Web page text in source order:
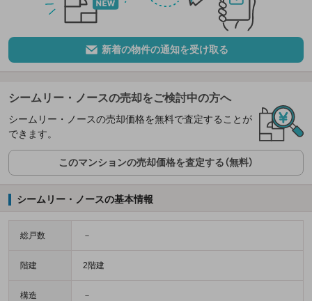
新着の物件の通知を受け取る
シームリー・ノースの売却をご検討中の方へ
シームリー・ノースの売却価格を無料で査定することが
できます。
このマンションの売却価格を査定する（無料）
シームリー・ノースの基本情報
総戸数 －
階建 2階建
構造 －